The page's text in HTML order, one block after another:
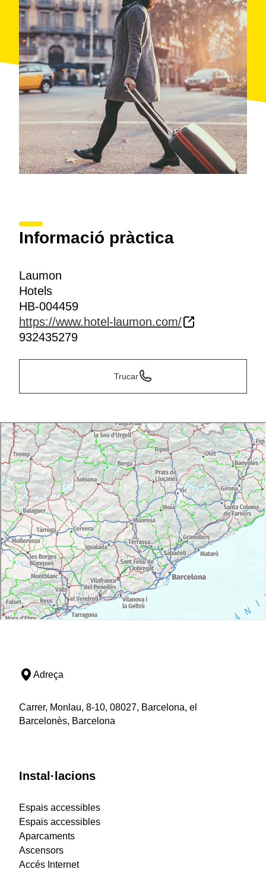
Informació pràctica
Laumon
Hotels
HB-004459
https://www.hotel-laumon.com/
932435279
Trucar
Adreça
Carrer, Monlau, 8-10, 08027, Barcelona, el
Barcelonès, Barcelona
Instal·lacions
Espais accessibles
Espais accessibles
Aparcaments
Ascensors
Accés Internet